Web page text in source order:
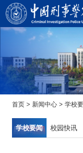
首页 > 新闻中心 > 学校
学校要闻 校园快讯